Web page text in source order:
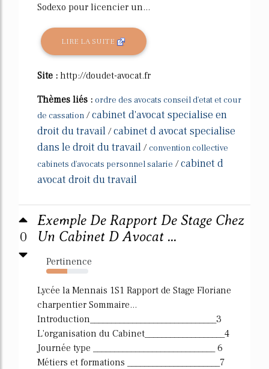
Sodexo pour licencier un...
LIRE LA SUITE
Site : http://doudet-avocat.fr
Thèmes liés : ordre des avocats conseil d'etat et cour
de cassation /cabinet d'avocat specialise en
droit du travail /cabinet d avocat specialise
dans le droit du travail / convention collective
cabinets d'avocats personnel salarie /cabinet d
avocat droit du travail
0
Exemple De Rapport De Stage Chez
Un Cabinet D Avocat ...
Pertinence
50%
Lycée la Mennais 1S1 Rapport de Stage Floriane
charpentier Sommaire...
Introduction______________________________3
L'organisation du Cabinet___________________4
Journée type _____________________________ 6
Métiers et formations ______________________7